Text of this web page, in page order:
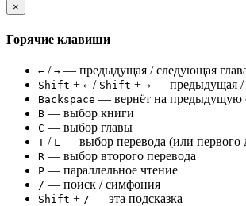
×
Горячие клавиши
← / → — предыдущая / следующая
Shift + ← / Shift + → — предыдущая /
Backspace — вернёт на предыдущую
B — выбор книги
C — выбор главы
T / L — выбор перевода (или первого
R — выбор второго перевода
P — параллельное чтение
/ — поиск / симфония
Shift + / — эта подсказка